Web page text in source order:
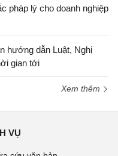
pháp lý cho doanh nghiệp
hướng dẫn Luật, Nghị
gian tới
Xem thêm
VỤ